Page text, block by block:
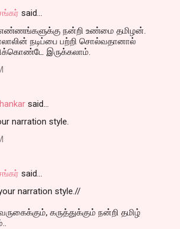
said…
நன்றி உண்மை தமிழன்.
நடிப்பை பற்றி சொல்வதானால்
இருக்கலாம்.
said…
narration style.
said…
narration style.//
கருத்துக்கும் நன்றி தமிழ்